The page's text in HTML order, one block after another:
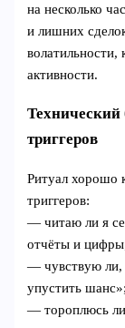
на несколько
и лишних
волатильности,
активности.
триггеров
Ритуал хорошо
триггеров:
— читаю ли я
отчёты и
— чувствую ли,
упустить шанс»;
— тороплюсь